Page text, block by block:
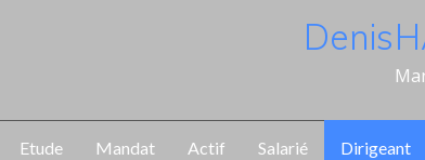
Denis
Etude Mandat Actif Salarié Dirigeant